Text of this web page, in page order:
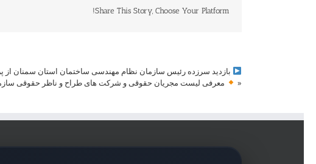
Share This Story, Choose Your Platform!
بازدید سرزده رئیس سازمان نظام مهندسی ساختمان استان سمنان از
«
معرفی لیست مجریان حقوقی و شرکت های طراح و ناظر حقوقی سازمان